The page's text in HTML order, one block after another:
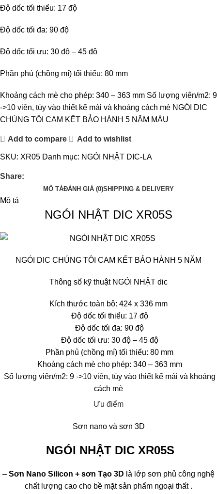
Độ dốc tối thiểu: 17 độ
Độ dốc tối đa: 90 độ
Độ dốc tối ưu: 30 độ – 45 độ
Phần phủ (chồng mí) tối thiểu: 80 mm
Khoảng cách mè cho phép: 340 – 363 mm Số lượng viên/m2: 9
->10 viên, tùy vào thiết kế mái và khoảng cách mè NGÓI DIC
CHÚNG TÔI CAM KẾT BẢO HÀNH 5 NĂM MÀU
Add to compare Add to wishlist
SKU: XR05 Danh mục: NGÓI NHẬT DIC-LA
Share:
MÔ TẢĐÁNH GIÁ (0)SHIPPING & DELIVERY
Mô tả
NGÓI NHẬT DIC XR05S
NGÓI DIC CHÚNG TÔI CAM KẾT BẢO HÀNH 5 NĂM
Thông số kỹ thuật NGÓI NHẬT dic
Kích thước toàn bộ: 424 x 336 mm
Độ dốc tối thiểu: 17 độ
Độ dốc tối đa: 90 độ
Độ dốc tối ưu: 30 độ – 45 độ
Phần phủ (chồng mí) tối thiểu: 80 mm
Khoảng cách mè cho phép: 340 – 363 mm
Số lượng viên/m2: 9 ->10 viên, tùy vào thiết kế mái và khoảng
cách mè
Ưu điểm
Sơn nano và sơn 3D
NGÓI NHẬT DIC XR05S
– Sơn Nano Silicon + sơn Tạo 3D là lớp sơn phủ công nghệ
chất lượng cao cho bề mặt sản phẩm ngoại thất .